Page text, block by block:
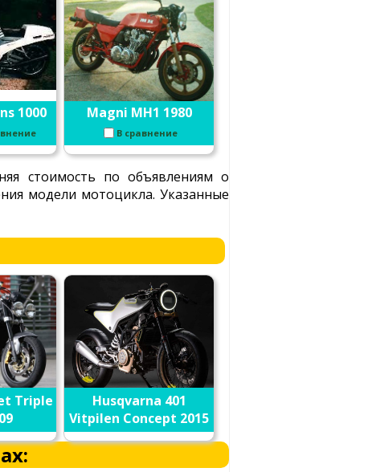
1000
Magni MH1 1980
В сравнение
стоимость по объявлениям о
модели мотоцикла. Указанные
Triple
Husqvarna 401
Vitpilen Concept 2015